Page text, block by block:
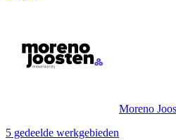
Moreno
5 gedeelde werkgebieden